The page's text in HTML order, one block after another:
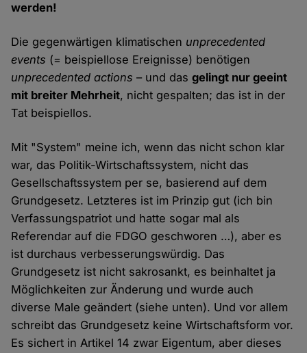
werden!
Die gegenwärtigen klimatischen unprecedented
events (= beispiellose Ereignisse) benötigen
unprecedented actions – und dasgelingt nur geeint
mit breiter Mehrheit, nicht gespalten; das ist in der
Tat beispiellos.
Mit "System" meine ich, wenn das nicht schon klar
war, das Politik-Wirtschaftssystem, nicht das
Gesellschaftssystem per se, basierend auf dem
Grundgesetz. Letzteres ist im Prinzip gut (ich bin
Verfassungspatriot und hatte sogar mal als
Referendar auf die FDGO geschworen …), aber es
ist durchaus verbesserungswürdig. Das
Grundgesetz ist nicht sakrosankt, es beinhaltet ja
Möglichkeiten zur Änderung und wurde auch
diverse Male geändert (siehe unten). Und vor allem
schreibt das Grundgesetz keine Wirtschaftsform vor.
Es sichert in Artikel 14 zwar Eigentum, aber dieses